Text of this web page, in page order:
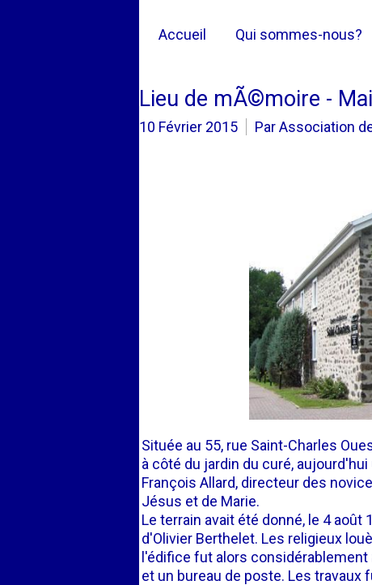
Accueil Qui sommes-nous?
Lieu de mÃ©moire -
10 Février 2015 Par Association
Située au 55, rue Saint-Charles
à côté du jardin du curé,
François Allard, directeur des
Jésus et de Marie.
Le terrain avait été donné, le 4 août
d'Olivier Berthelet. Les religieux
l'édifice fut alors
et un bureau de poste. Les